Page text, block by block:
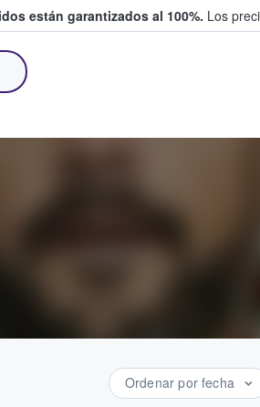
están garantizados al 100%. Los
Ordenar por fecha